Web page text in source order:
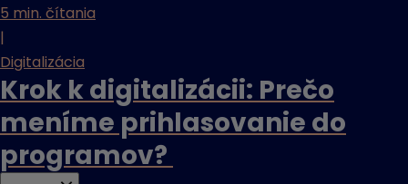
5 min. čítania
|
Digitalizácia
Krok k digitalizácii: Prečo
meníme prihlasovanie do
programov?